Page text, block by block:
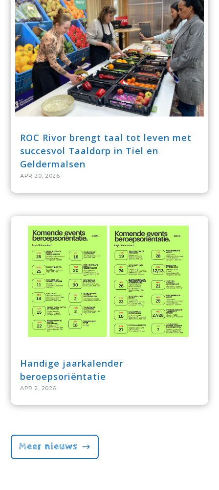
ROC Rivor brengt taal tot leven met
succesvol Taaldorp in Tiel en
Geldermalsen
APR 20, 2026
Handige jaarkalender
beroepsoriëntatie
APR 2, 2026
Meer nieuws